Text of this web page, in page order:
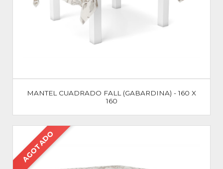
MANTEL CUADRADO FALL (GABARDINA) - 160 X
160
AGOTADO